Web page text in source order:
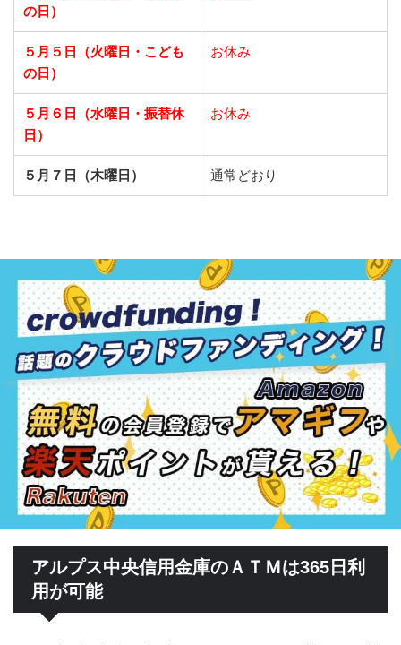
の日）
５月５日（火曜日・こども
の日）
お休み
５月６日（水曜日・振替休
日）
お休み
５月７日（木曜日） 通常どおり
アルプス中央信用金庫のＡＴＭは365日利
用が可能